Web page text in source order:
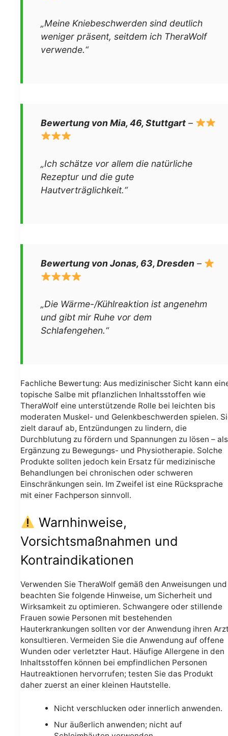
„Meine Kniebeschwerden sind deutlich
weniger präsent, seitdem ich TheraWolf
verwende.“
Bewertung von Mia, 46, Stuttgart –
„Ich schätze vor allem die natürliche
Rezeptur und die gute
Hautverträglichkeit.“
Bewertung von Jonas, 63, Dresden –
„Die Wärme-/Kühlreaktion ist angenehm
und gibt mir Ruhe vor dem
Schlafengehen.“
Fachliche Bewertung: Aus medizinischer Sicht kann
topische Salbe mit pflanzlichen Inhaltsstoffen wie
TheraWolf eine unterstützende Rolle bei leichten bis
moderaten Muskel- und Gelenkbeschwerden spielen.
zielt darauf ab, Entzündungen zu lindern, die
Durchblutung zu fördern und Spannungen zu lösen – als
Ergänzung zu Bewegungs- und Physiotherapie. Solche
Produkte sollten jedoch kein Ersatz für medizinische
Behandlungen bei chronischen oder schweren
Einschränkungen sein. Im Zweifel ist eine Rücksprache
mit einer Fachperson sinnvoll.
Warnhinweise,
Vorsichtsmaßnahmen und
Kontraindikationen
Verwenden Sie TheraWolf gemäß den Anweisungen und
beachten Sie folgende Hinweise, um Sicherheit und
Wirksamkeit zu optimieren. Schwangere oder stillende
Frauen sowie Personen mit bestehenden
Hauterkrankungen sollten vor der Anwendung ihren
konsultieren. Vermeiden Sie die Anwendung auf offene
Wunden oder verletzter Haut. Häufige Allergene in den
Inhaltsstoffen können bei empfindlichen Personen
Hautreaktionen hervorrufen; testen Sie das Produkt
daher zuerst an einer kleinen Hautstelle.
Nicht verschlucken oder innerlich anwenden.
Nur äußerlich anwenden; nicht auf